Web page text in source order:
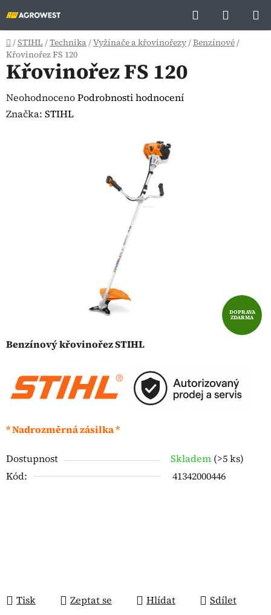
na
obsah
Hledat
KOŠÍK
Domů
/STIHL /Technika/Vyžínače a křovinořezy/Benzínové/
Křovinořez FS 120
Benzínový křovinořez STIHL
* Nadrozměrná zásilka *
Dostupnost Skladem (>5 ks)
Kód:
41342000446
Tisk Zeptat se Hlídat Sdílet
Křovinořez FS 120
Průměrné
hodnocení
NeohodnocenoPodrobnosti hodnocení
Značka: STIHL
DOPRAVA
ZDARMA